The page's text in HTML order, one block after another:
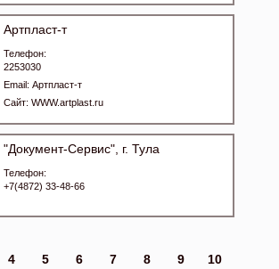
Артпласт-т
Телефон:
2253030
Email: Артпласт-т
Сайт: WWW.artplast.ru
"Документ-Сервис", г. Тула
Телефон:
+7(4872) 33-48-66
4 5 6 7 8 9 10